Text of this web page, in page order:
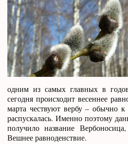
одним из самых главных в
сегодня происходит весеннее
марта чествуют вербу – обычно
распускалась. Именно поэтому
получило название
Вешнее равноденствие.